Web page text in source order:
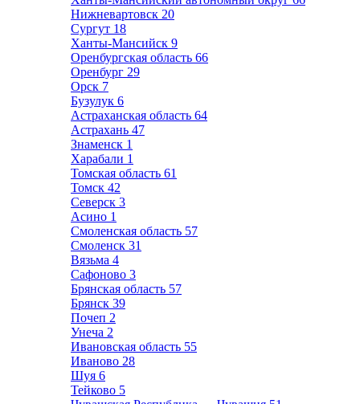
Нижневартовск 20
Сургут 18
Ханты-Мансийск 9
Оренбургская область 66
Оренбург 29
Орск 7
Бузулук 6
Астраханская область 64
Астрахань 47
Знаменск 1
Харабали 1
Томская область 61
Томск 42
Северск 3
Асино 1
Смоленская область 57
Смоленск 31
Вязьма 4
Сафоново 3
Брянская область 57
Брянск 39
Почеп 2
Унеча 2
Ивановская область 55
Иваново 28
Шуя 6
Тейково 5